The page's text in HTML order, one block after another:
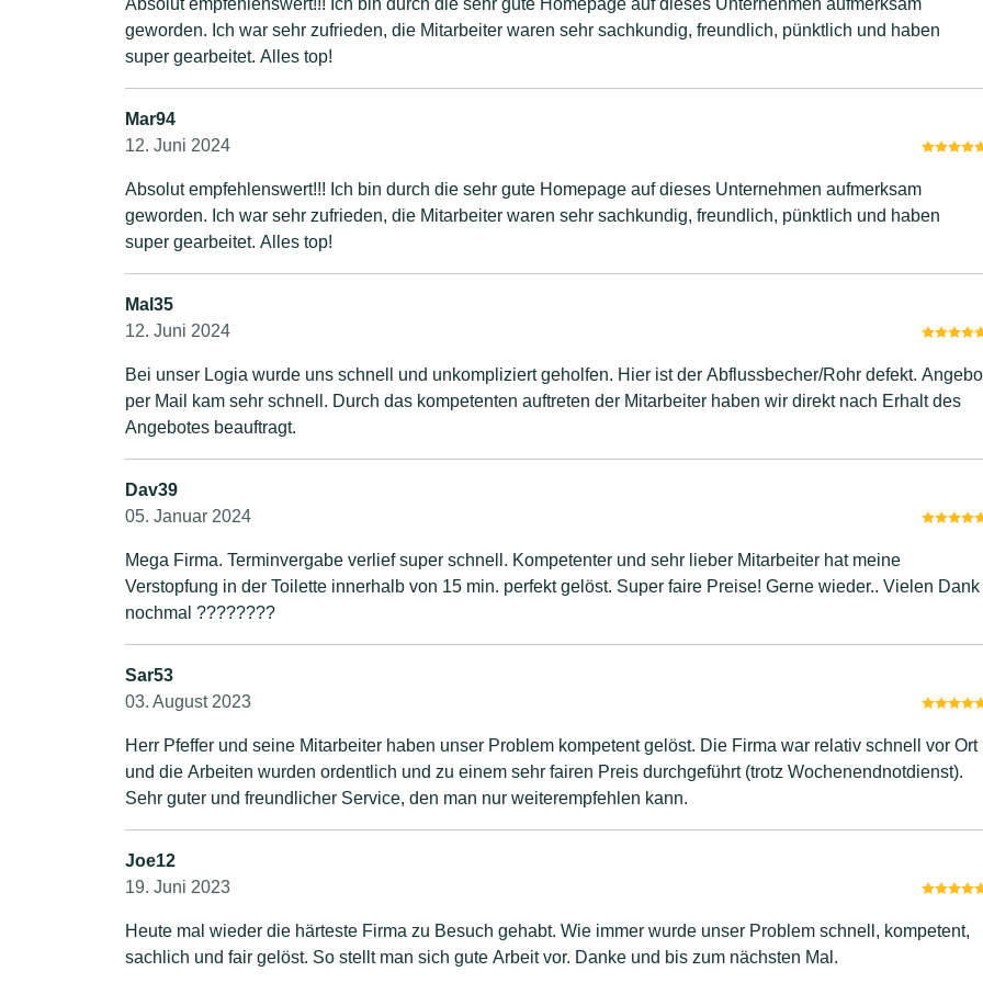
Absolut empfehlenswert!!! Ich bin durch die sehr gute Homepage auf dieses Unternehmen aufmerksam
geworden. Ich war sehr zufrieden, die Mitarbeiter waren sehr sachkundig, freundlich, pünktlich und haben
super gearbeitet. Alles top!
Mar94
12. Juni 2024
Absolut empfehlenswert!!! Ich bin durch die sehr gute Homepage auf dieses Unternehmen aufmerksam
geworden. Ich war sehr zufrieden, die Mitarbeiter waren sehr sachkundig, freundlich, pünktlich und haben
super gearbeitet. Alles top!
Mal35
12. Juni 2024
Bei unser Logia wurde uns schnell und unkompliziert geholfen. Hier ist der Abflussbecher/Rohr defekt.
per Mail kam sehr schnell. Durch das kompetenten auftreten der Mitarbeiter haben wir direkt nach Erhalt des
Angebotes beauftragt.
Dav39
05. Januar 2024
Mega Firma. Terminvergabe verlief super schnell. Kompetenter und sehr lieber Mitarbeiter hat meine
Verstopfung in der Toilette innerhalb von 15 min. perfekt gelöst. Super faire Preise! Gerne wieder.. Vielen Dank
nochmal ????????
Sar53
03. August 2023
Herr Pfeffer und seine Mitarbeiter haben unser Problem kompetent gelöst. Die Firma war relativ schnell vor Ort
und die Arbeiten wurden ordentlich und zu einem sehr fairen Preis durchgeführt (trotz Wochenendnotdienst).
Sehr guter und freundlicher Service, den man nur weiterempfehlen kann.
Joe12
19. Juni 2023
Heute mal wieder die härteste Firma zu Besuch gehabt. Wie immer wurde unser Problem schnell, kompetent,
sachlich und fair gelöst. So stellt man sich gute Arbeit vor. Danke und bis zum nächsten Mal.